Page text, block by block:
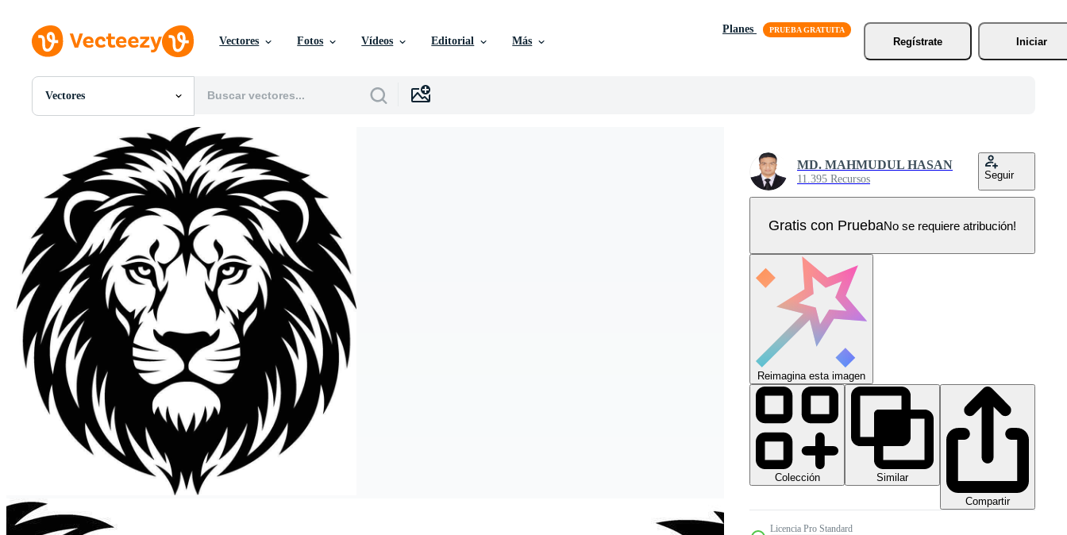
Vectores Fotos Vídeos Editorial Más
Planes
Regístrate
Iniciar
Vectores
Todas Imágenes
PSDs
SVGs
Plantillas
Vectores
Videos
Gráficos en Movimiento
Imágenes Editoriales
Eventos Editoriales
MD. MAHMUDUL HASAN
11.395 Recursos Seguir
Gratis con PruebaNo se requiere atribución!
Reimagina esta imagen
Colección
Similar
Compartir
Licencia Pro Standard